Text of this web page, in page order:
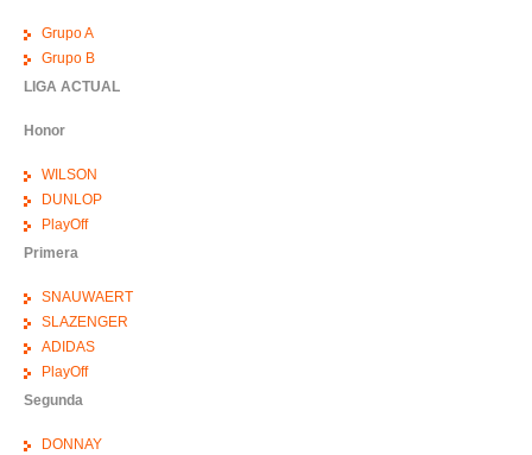
Grupo A
Grupo B
LIGA ACTUAL
Honor
WILSON
DUNLOP
PlayOff
Primera
SNAUWAERT
SLAZENGER
ADIDAS
PlayOff
Segunda
DONNAY